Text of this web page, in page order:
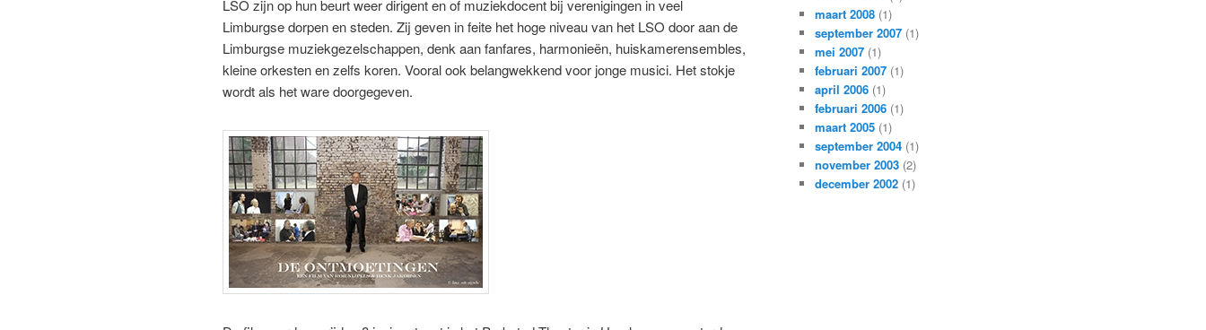
LSO zijn op hun beurt weer dirigent en of muziekdocent bij verenigingen in veel
Limburgse dorpen en steden. Zij geven in feite het hoge niveau van het LSO door aan de
Limburgse muziekgezelschappen, denk aan fanfares, harmonieën, huiskamerensembles,
kleine orkesten en zelfs koren. Vooral ook belangwekkend voor jonge musici. Het stokje
wordt als het ware doorgegeven.
maart 2008 (1)
september 2007 (1)
mei 2007 (1)
februari 2007 (1)
april 2006 (1)
februari 2006 (1)
maart 2005 (1)
september 2004 (1)
november 2003 (2)
december 2002 (1)